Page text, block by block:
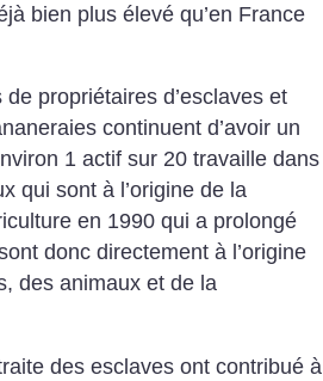
bien plus élevé qu’en France
propriétaires d’esclaves et
continuent d’avoir un
1 actif sur 20 travaille dans
qui sont à l’origine de la
en 1990 qui a prolongé
donc directement à l’origine
des animaux et de la
des esclaves ont contribué à